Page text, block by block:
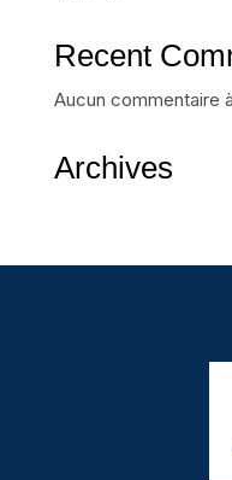
Recent
Aucun commentaire
Archives